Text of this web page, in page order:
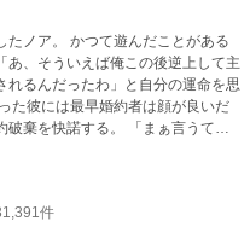
ことがある
、そういえば俺この後逆上して主
れるんだったわ」と自分の運命を思
る。 「まぁ言うてこ
いっそのこと出家して、転生者ら
でもやってみっか！」とポジティ
が、それまでまるで接点のなかっ
「あれ？ もしかして俺口説かれ
件